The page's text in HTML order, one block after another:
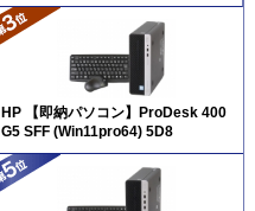
HP 【即納パソコン】ProDesk 400
G5 SFF (Win11pro64) 5D8